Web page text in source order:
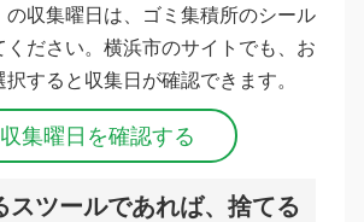
の収集曜日は、ゴミ集積所のシール
ください。横浜市のサイトでも、お
すると収集日が確認できます。
集曜日を確認する
スツールであれば、捨てる